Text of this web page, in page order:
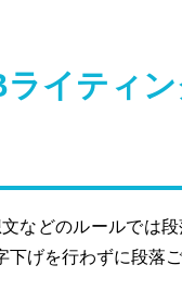
ライティ
などのルールでは
下げを行わずに段落